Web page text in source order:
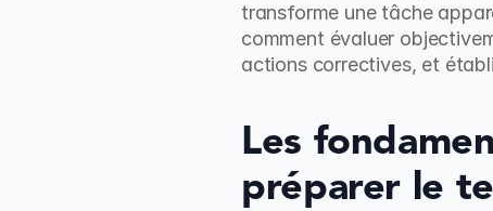
transforme une tâche
comment évaluer
actions correctives, et
Les
préparer le